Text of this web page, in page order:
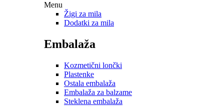
Menu
Žigi za mila
Dodatki za mila
Embalaža
Kozmetični lončki
Plastenke
Ostala embalaža
Embalaža za balzame
Steklena embalaža